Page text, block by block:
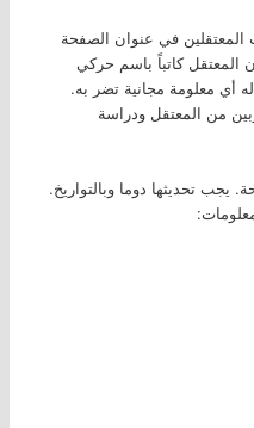
في عنوان الصفحة
المعتقل كاتباً باسم حركي
أي معلومة مجانية تضر به.
من المعتقل ودراسة
تحديثها دوما وبالتواريخ.